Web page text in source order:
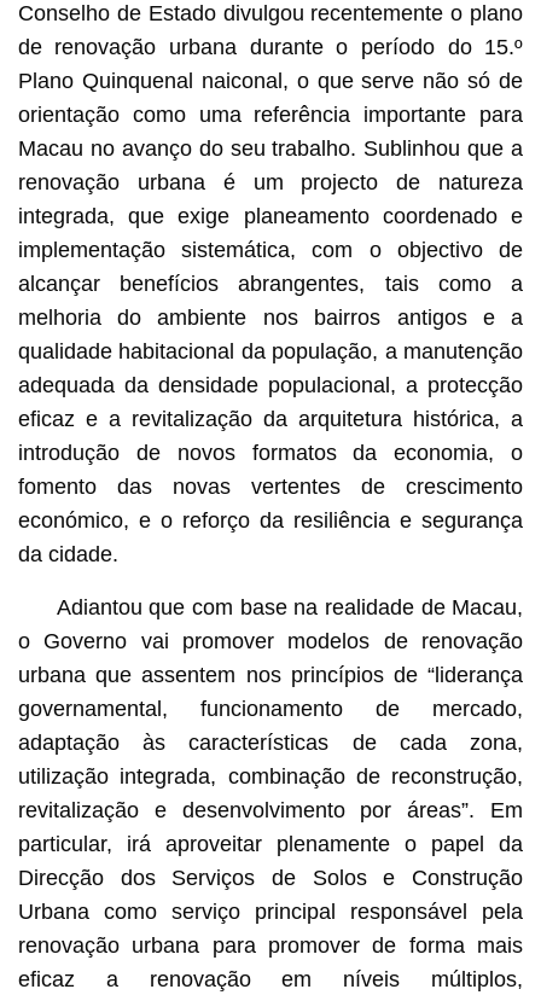
Conselho de Estado divulgou recentemente o plano
de renovação urbana durante o período do 15.º
Plano Quinquenal naiconal, o que serve não só de
orientação como uma referência importante para
Macau no avanço do seu trabalho. Sublinhou que a
renovação urbana é um projecto de natureza
integrada, que exige planeamento coordenado e
implementação sistemática, com o objectivo de
alcançar benefícios abrangentes, tais como a
melhoria do ambiente nos bairros antigos e a
qualidade habitacional da população, a manutenção
adequada da densidade populacional, a protecção
eficaz e a revitalização da arquitetura histórica, a
introdução de novos formatos da economia, o
fomento das novas vertentes de crescimento
económico, e o reforço da resiliência e segurança
da cidade.
Adiantou que com base na realidade de Macau,
o Governo vai promover modelos de renovação
urbana que assentem nos princípios de “liderança
governamental, funcionamento de mercado,
adaptação às características de cada zona,
utilização integrada, combinação de reconstrução,
revitalização e desenvolvimento por áreas”. Em
particular, irá aproveitar plenamente o papel da
Direcção dos Serviços de Solos e Construção
Urbana como serviço principal responsável pela
renovação urbana para promover de forma mais
eficaz a renovação em níveis múltiplos,